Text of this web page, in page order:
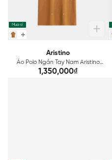
Mua sỉ
Aristino
Áo Polo Ngắn Tay Nam Aristino
Regular APS251SAH2
1,350,000₫